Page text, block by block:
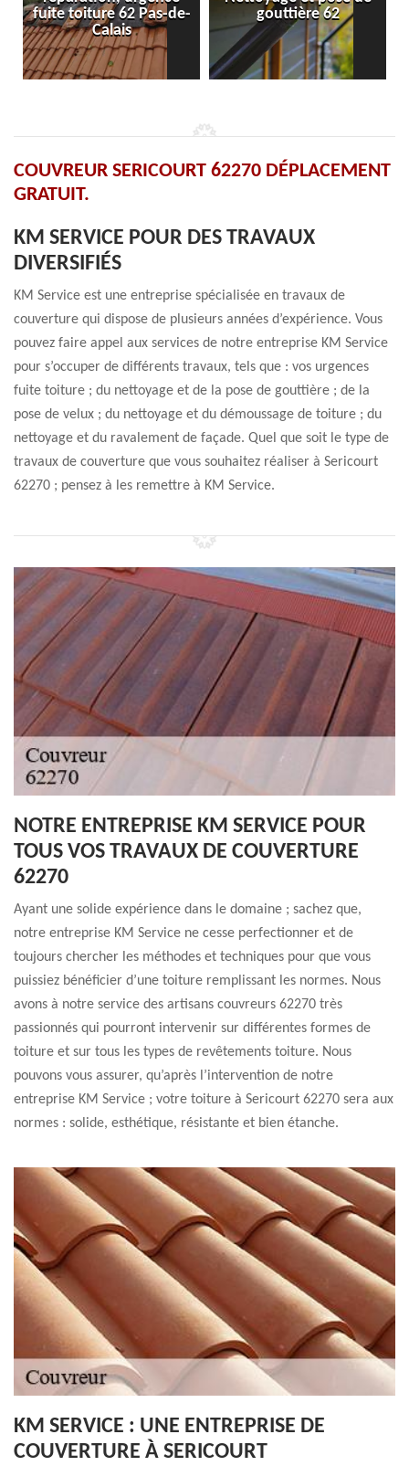
fuite toiture 62 Pas-de-
Calais
gouttière 62
COUVREUR SERICOURT 62270 DÉPLACEMENT
GRATUIT.
KM SERVICE POUR DES TRAVAUX
DIVERSIFIÉS
KM Service est une entreprise spécialisée en travaux de
couverture qui dispose de plusieurs années d’expérience. Vous
pouvez faire appel aux services de notre entreprise KM Service
pour s’occuper de différents travaux, tels que : vos urgences
fuite toiture ; du nettoyage et de la pose de gouttière ; de la
pose de velux ; du nettoyage et du démoussage de toiture ; du
nettoyage et du ravalement de façade. Quel que soit le type de
travaux de couverture que vous souhaitez réaliser à Sericourt
62270 ; pensez à les remettre à KM Service.
NOTRE ENTREPRISE KM SERVICE POUR
TOUS VOS TRAVAUX DE COUVERTURE
62270
Ayant une solide expérience dans le domaine ; sachez que,
notre entreprise KM Service ne cesse perfectionner et de
toujours chercher les méthodes et techniques pour que vous
puissiez bénéficier d’une toiture remplissant les normes. Nous
avons à notre service des artisans couvreurs 62270 très
passionnés qui pourront intervenir sur différentes formes de
toiture et sur tous les types de revêtements toiture. Nous
pouvons vous assurer, qu’après l’intervention de notre
entreprise KM Service ; votre toiture à Sericourt 62270 sera aux
normes : solide, esthétique, résistante et bien étanche.
KM SERVICE : UNE ENTREPRISE DE
COUVERTURE À SERICOURT